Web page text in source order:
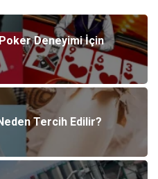
Deneyimi İçin
Tercih Edilir?